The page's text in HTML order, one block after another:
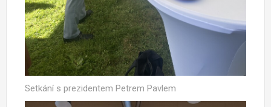
Setkání s prezidentem Petrem Pavlem